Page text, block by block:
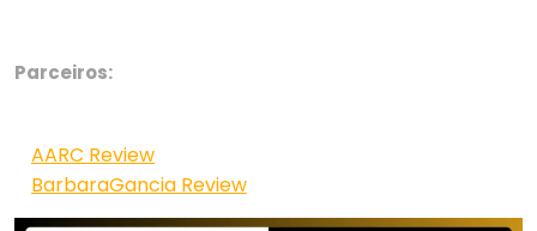
Parceiros:
AARC Review
BarbaraGancia Review